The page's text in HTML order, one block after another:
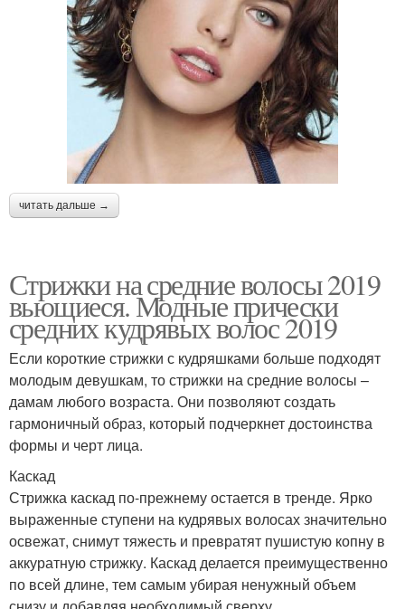
читать дальше →
Стрижки на средние волосы 2019
вьющиеся. Модные прически
средних кудрявых волос 2019
Если короткие стрижки с кудряшками больше подходят
молодым девушкам, то стрижки на средние волосы –
дамам любого возраста. Они позволяют создать
гармоничный образ, который подчеркнет достоинства
формы и черт лица.
Каскад
Стрижка каскад по-прежнему остается в тренде. Ярко
выраженные ступени на кудрявых волосах значительно
освежат, снимут тяжесть и превратят пушистую копну в
аккуратную стрижку. Каскад делается преимущественно
по всей длине, тем самым убирая ненужный объем